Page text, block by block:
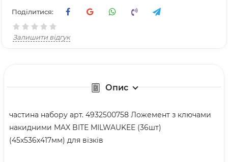
Поділитися:
Залишити відгук
Опис
частина набору арт. 4932500758 Ложемент з ключами
накидними MAX BITE MILWAUKEE (36шт)
(45х536х417мм) для візків